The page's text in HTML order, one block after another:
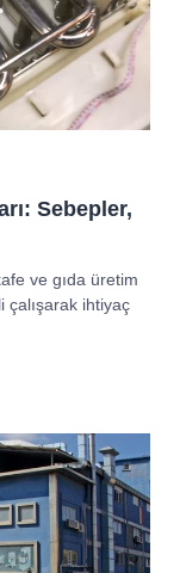
Sebepler,
ve gıda üretim
ihtiyaç